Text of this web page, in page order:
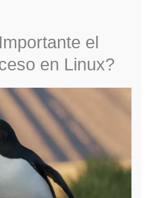
el
en Linux?